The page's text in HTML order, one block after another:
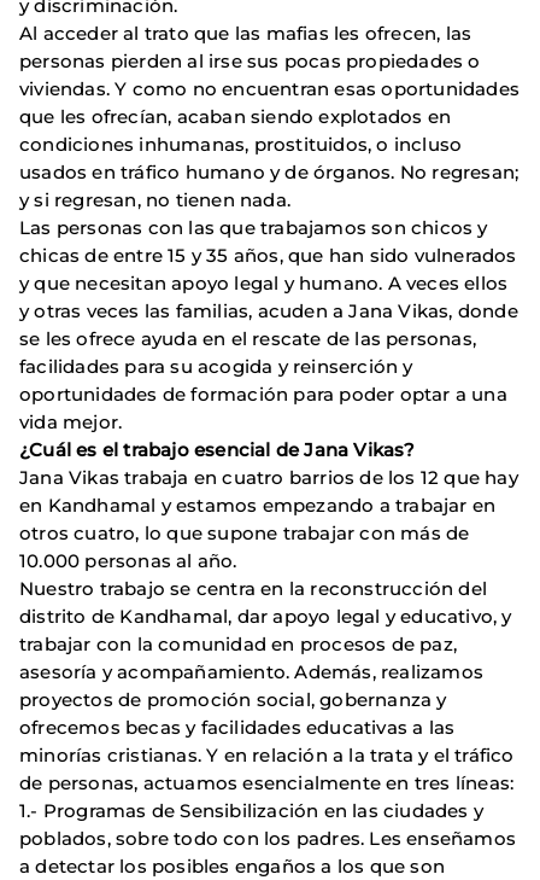
y discriminación.
Al acceder al trato que las mafias les ofrecen, las
personas pierden al irse sus pocas propiedades o
viviendas. Y como no encuentran esas oportunidades
que les ofrecían, acaban siendo explotados en
condiciones inhumanas, prostituidos, o incluso
usados en tráfico humano y de órganos. No regresan;
y si regresan, no tienen nada.
Las personas con las que trabajamos son chicos y
chicas de entre 15 y 35 años, que han sido vulnerados
y que necesitan apoyo legal y humano. A veces ellos
y otras veces las familias, acuden a Jana Vikas, donde
se les ofrece ayuda en el rescate de las personas,
facilidades para su acogida y reinserción y
oportunidades de formación para poder optar a una
vida mejor.
¿Cuál es el trabajo esencial de Jana Vikas?
Jana Vikas trabaja en cuatro barrios de los 12 que hay
en Kandhamal y estamos empezando a trabajar en
otros cuatro, lo que supone trabajar con más de
10.000 personas al año.
Nuestro trabajo se centra en la reconstrucción del
distrito de Kandhamal, dar apoyo legal y educativo, y
trabajar con la comunidad en procesos de paz,
asesoría y acompañamiento. Además, realizamos
proyectos de promoción social, gobernanza y
ofrecemos becas y facilidades educativas a las
minorías cristianas. Y en relación a la trata y el tráfico
de personas, actuamos esencialmente en tres líneas:
1.- Programas de Sensibilización en las ciudades y
poblados, sobre todo con los padres. Les enseñamos
a detectar los posibles engaños a los que son